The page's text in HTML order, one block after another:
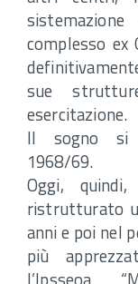
complesso ex
sue
esercitazione.
Il sogno si
1968/69.
Oggi,
ristrutturato
anni e poi nel
più